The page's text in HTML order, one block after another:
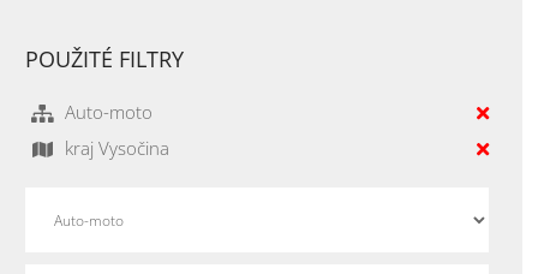
POUŽITÉ FILTRY
Auto-moto
kraj Vysočina